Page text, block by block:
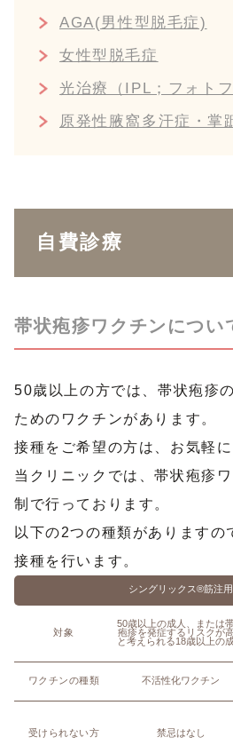
AGA(男性型脱毛症)
女性型脱毛症
光治療（IPL；フォト
原発性腋窩多汗症・掌
自費診療
帯状疱疹ワクチンについ
50歳以上の方では、帯状疱疹
ためのワクチンがあります。
接種をご希望の方は、お気軽に
当クリニックでは、帯状疱疹
制で行っております。
以下の2つの種類がありますの
接種を行います。
シングリックス®︎筋注用
対象
50歳以上の成人、または
疱疹を発症するリスクが
と考えられる18歳以上の
ワクチンの種類 不活性化ワクチン
受けられない方 禁忌はなし